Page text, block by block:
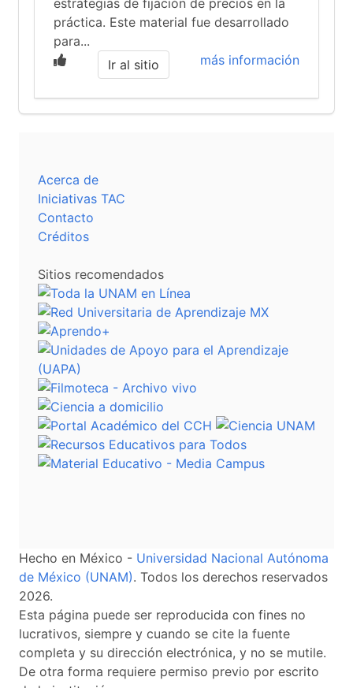
estrategias de fijación de precios en la
práctica. Este material fue desarrollado
para...
más información
Ir al sitio
Acerca de
Iniciativas TAC
Contacto
Créditos
Sitios recomendados
Hecho en México - Universidad Nacional Autónoma
de México (UNAM). Todos los derechos reservados
2026.
Esta página puede ser reproducida con fines no
lucrativos, siempre y cuando se cite la fuente
completa y su dirección electrónica, y no se mutile.
De otra forma requiere permiso previo por escrito